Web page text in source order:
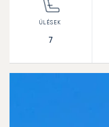
7